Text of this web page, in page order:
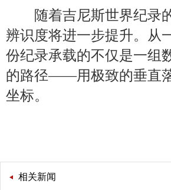
随着吉尼斯世界纪录的
辨识度将进一步提升。从
份纪录承载的不仅是一组
的路径——用极致的垂直
坐标。
相关新闻